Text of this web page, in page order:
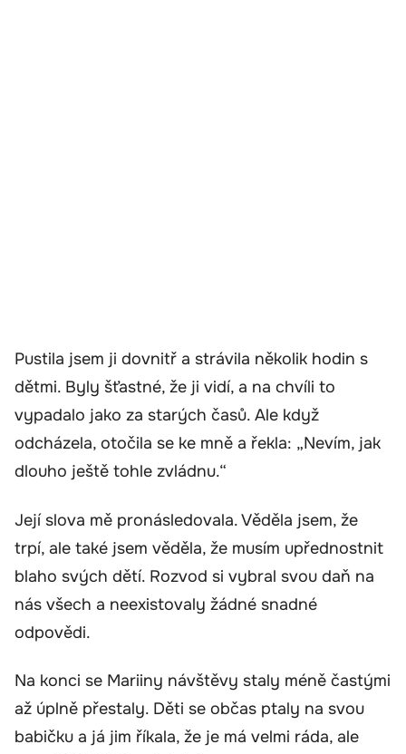
Pustila jsem ji dovnitř a strávila několik hodin s
dětmi. Byly šťastné, že ji vidí, a na chvíli to
vypadalo jako za starých časů. Ale když
odcházela, otočila se ke mně a řekla: „Nevím, jak
dlouho ještě tohle zvládnu.“
Její slova mě pronásledovala. Věděla jsem, že
trpí, ale také jsem věděla, že musím upřednostnit
blaho svých dětí. Rozvod si vybral svou daň na
nás všech a neexistovaly žádné snadné
odpovědi.
Na konci se Mariiny návštěvy staly méně častými
až úplně přestaly. Děti se občas ptaly na svou
babičku a já jim říkala, že je má velmi ráda, ale